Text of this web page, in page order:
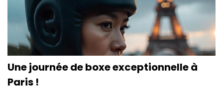
Une journée de boxe exceptionnelle à
Paris !